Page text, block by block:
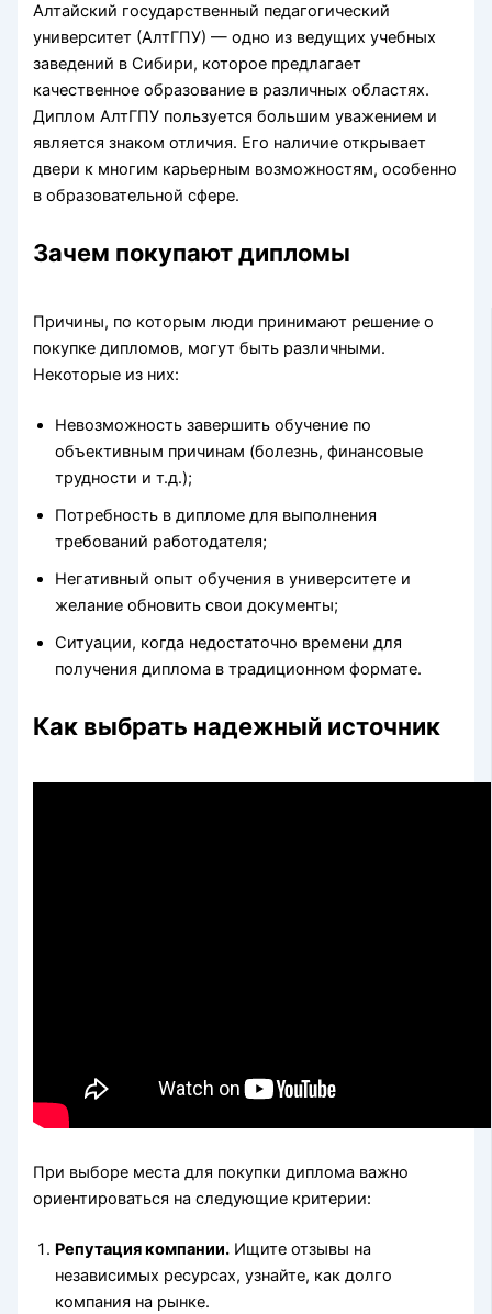
Алтайский государственный педагогический
университет (АлтГПУ) — одно из ведущих учебных
заведений в Сибири, которое предлагает
качественное образование в различных областях.
Диплом АлтГПУ пользуется большим уважением и
является знаком отличия. Его наличие открывает
двери к многим карьерным возможностям, особенно
в образовательной сфере.
Зачем покупают дипломы
Причины, по которым люди принимают решение о
покупке дипломов, могут быть различными.
Некоторые из них:
Невозможность завершить обучение по
объективным причинам (болезнь, финансовые
трудности и т.д.);
Потребность в дипломе для выполнения
требований работодателя;
Негативный опыт обучения в университете и
желание обновить свои документы;
Ситуации, когда недостаточно времени для
получения диплома в традиционном формате.
Как выбрать надежный источник
При выборе места для покупки диплома важно
ориентироваться на следующие критерии:
Репутация компании. Ищите отзывы на
независимых ресурсах, узнайте, как долго
компания на рынке.